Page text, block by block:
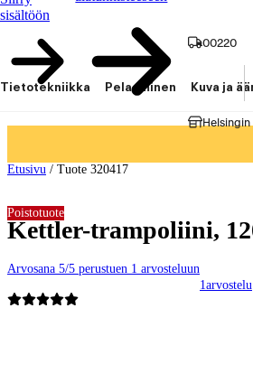
sisältöön
00220
Tietotekniikka Pelaaminen Kuva ja
Etusivu / Tuote 320417
Kettler-trampoliini,
Arvosana 5/5 perustuen 1 arvosteluun
1arvostelu
Poistotuote